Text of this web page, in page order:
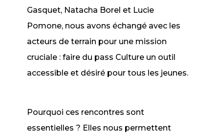
Gasquet, Natacha Borel et Lucie
Pomone, nous avons échangé avec les
acteurs de terrain pour une mission
cruciale : faire du pass Culture un outil
accessible et désiré pour tous les jeunes.
Pourquoi ces rencontres sont
essentielles ? Elles nous permettent